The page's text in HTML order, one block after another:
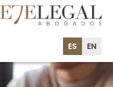
ES EN